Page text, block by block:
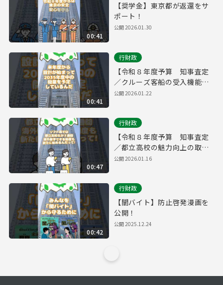
00:41
【奨学金】東京都が返還をサ
ポート！
公開2026.01.30
00:41
行財政
【令和８年度予算 知事査定
／クルーズ客船の受入機能を
強化】
公開2026.01.22
00:47
行財政
【令和８年度予算 知事査定
／都立高校の魅力向上の取
組】
公開2026.01.16
00:42
行財政
【闇バイト】防止啓発漫画を
公開！
公開2025.12.24